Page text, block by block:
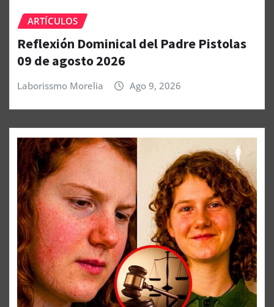
ARTÍCULOS
Reflexión Dominical del Padre Pistolas
09 de agosto 2026
Laborissmo Morelia Ago 9, 2026